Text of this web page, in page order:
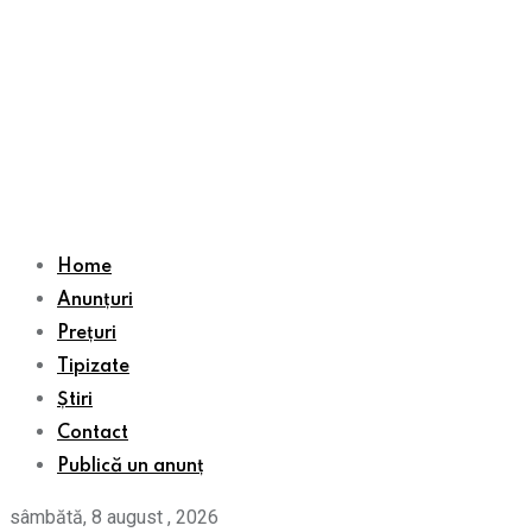
Home
Anunțuri
Prețuri
Tipizate
Știri
Contact
Publică un anunț
sâmbătă, 8 august , 2026